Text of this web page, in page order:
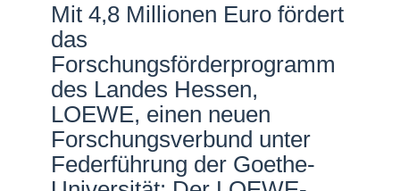
Netzwerke
Mit 4,8 Millionen Euro fördert
das
Forschungsförderprogramm
des Landes Hessen,
LOEWE, einen neuen
Forschungsverbund unter
Federführung der Goethe-